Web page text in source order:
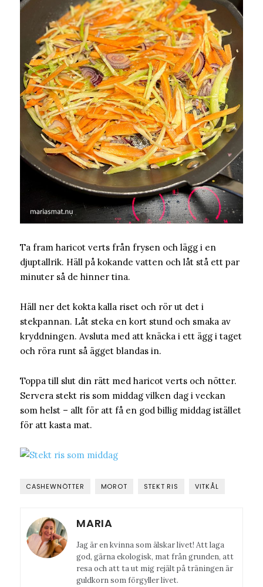
Ta fram haricot verts från frysen och lägg i en
djuptallrik. Häll på kokande vatten och låt stå ett par
minuter så de hinner tina.
Häll ner det kokta kalla riset och rör ut det i
stekpannan. Låt steka en kort stund och smaka av
kryddningen. Avsluta med att knäcka i ett ägg i taget
och röra runt så ägget blandas in.
Toppa till slut din rätt med haricot verts och nötter.
Servera stekt ris som middag vilken dag i veckan
som helst – allt för att få en god billig middag istället
för att kasta mat.
CASHEWNÖTTER MOROT STEKT RIS VITKÅL
MARIA
Jag är en kvinna som älskar livet! Att laga
god, gärna ekologisk, mat från grunden, att
resa och att ta ut mig rejält på träningen är
guldkorn som förgyller livet.